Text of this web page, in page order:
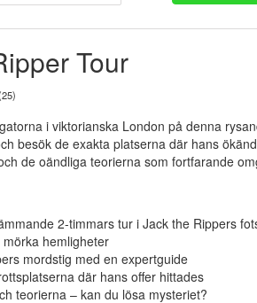
Tour
i viktorianska London på denna
besök de exakta platserna där hans
de oändliga teorierna som fortfarande
2-timmars tur i Jack the Rippers
hemligheter
mordstig med en expertguide
där hans offer hittades
teorierna – kan du lösa mysteriet?